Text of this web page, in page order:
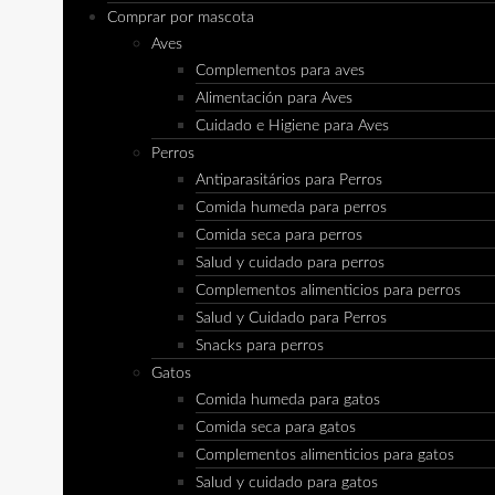
Comprar por mascota
Aves
Complementos para aves
Alimentación para Aves
Cuidado e Higiene para Aves
Perros
Antiparasitários para Perros
Comida humeda para perros
Comida seca para perros
Salud y cuidado para perros
Complementos alimenticios para perros
Salud y Cuidado para Perros
Snacks para perros
Gatos
Comida humeda para gatos
Comida seca para gatos
Complementos alimenticios para gatos
Salud y cuidado para gatos